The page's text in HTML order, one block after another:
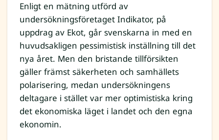
Enligt en mätning utförd av
undersökningsföretaget Indikator, på
uppdrag av Ekot, går svenskarna in med en
huvudsakligen pessimistisk inställning till det
nya året. Men den bristande tillförsikten
gäller främst säkerheten och samhällets
polarisering, medan undersökningens
deltagare i stället var mer optimistiska kring
det ekonomiska läget i landet och den egna
ekonomin.